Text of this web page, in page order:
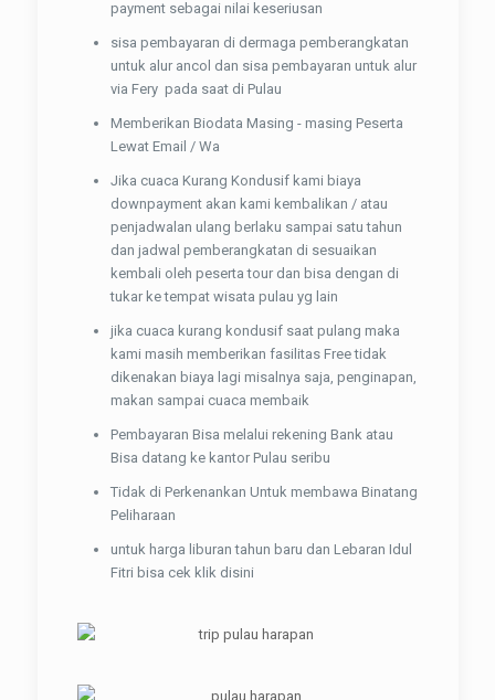
payment sebagai nilai keseriusan
sisa pembayaran di dermaga pemberangkatan
untuk alur ancol dan sisa pembayaran untuk alur
via Fery pada saat di Pulau
Memberikan Biodata Masing - masing Peserta
Lewat Email / Wa
Jika cuaca Kurang Kondusif kami biaya
downpayment akan kami kembalikan / atau
penjadwalan ulang berlaku sampai satu tahun
dan jadwal pemberangkatan di sesuaikan
kembali oleh peserta tour dan bisa dengan di
tukar ke tempat wisata pulau yg lain
jika cuaca kurang kondusif saat pulang maka
kami masih memberikan fasilitas Free tidak
dikenakan biaya lagi misalnya saja, penginapan,
makan sampai cuaca membaik
Pembayaran Bisa melalui rekening Bank atau
Bisa datang ke kantor Pulau seribu
Tidak di Perkenankan Untuk membawa Binatang
Peliharaan
untuk harga liburan tahun baru dan Lebaran Idul
Fitri bisa cek klik disini